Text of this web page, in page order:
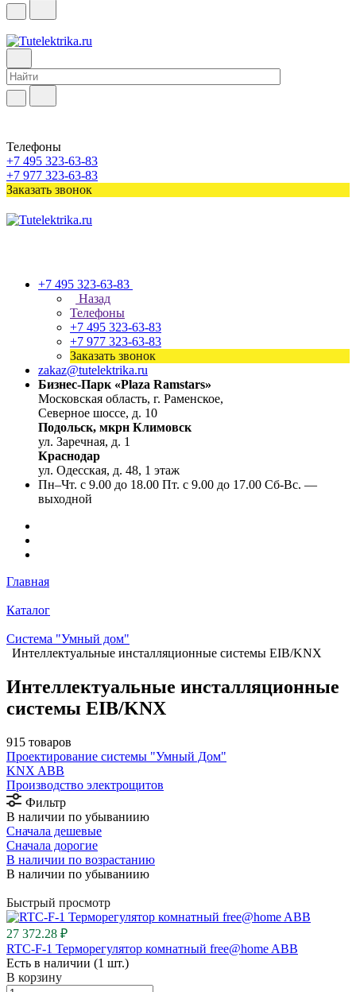
Телефоны
+7 495 323-63-83
+7 977 323-63-83
Заказать звонок
+7 495 323-63-83
Назад
Телефоны
+7 495 323-63-83
+7 977 323-63-83
Заказать звонок
zakaz@tutelektrika.ru
Бизнес-Парк «Plaza Ramstars»
Московская область, г. Раменское,
Северное шоссе, д. 10
Подольск, мкрн Климовск
ул. Заречная, д. 1
Краснодар
ул. Одесская, д. 48, 1 этаж
Пн–Чт. с 9.00 до 18.00 Пт. с 9.00 до 17.00 Сб-Вс. —
выходной
Главная
Каталог
Система "Умный дом"
Интеллектуальные инсталляционные системы EIB/KNX
Интеллектуальные инсталляционные
системы EIB/KNX
915 товаров
Проектирование системы "Умный Дом"
⁠KNX ABB
Производство электрощитов
Фильтр
В наличии по убываниию
Сначала дешевые
Сначала дорогие
В наличии по возрастанию
В наличии по убываниию
Быстрый просмотр
27 372.28 ₽
RTC-F-1 Терморегулятор комнатный free@home ABB
Есть в наличии (1 шт.)
В корзину